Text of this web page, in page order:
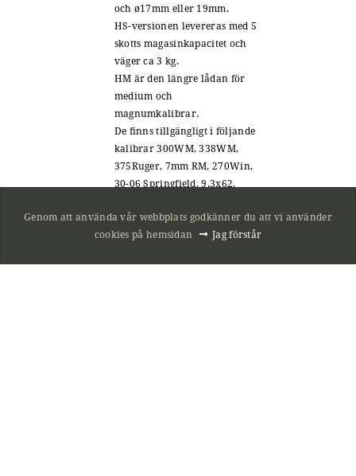
Genom att använda vår webbplats godkänner du att vi använder
cookies på hemsidan
Jag förstår
och ø17mm eller 19mm.
HS-versionen levereras med 5
skotts magasinkapacitet och
väger ca 3 kg.
HM är den längre lådan för
medium och
magnumkalibrar.
De finns tillgängligt i följande
kalibrar 300WM, 338WM,
375Ruger, 7mm RM, 270Win,
30-06 Springfield, 9.3x62,
Piplängder 560mm samt
610mm och ø17/19mm.